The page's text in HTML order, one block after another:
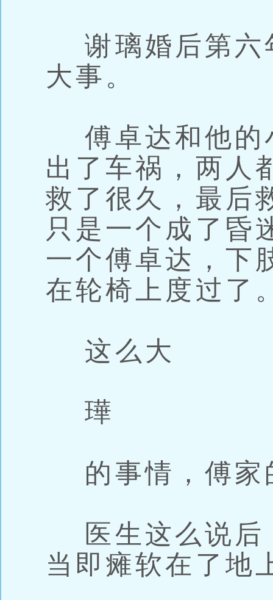
谢璃婚后第六
大事。
傅卓达和他的
出了车祸，两人
救了很久，最后
只是一个成了昏
一个傅卓达，下
在轮椅上度过了
这么大
璍
的事情，傅家
医生这么说后
当即瘫软在了地